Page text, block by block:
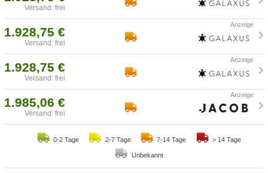
Versand: frei
1.928,75 €
Versand: frei
1.928,75 €
Versand: frei
1.985,06 €
Versand: frei
0-2 Tage 2-7 Tage 7-14 Tage > 14 Tage
Unbekannt